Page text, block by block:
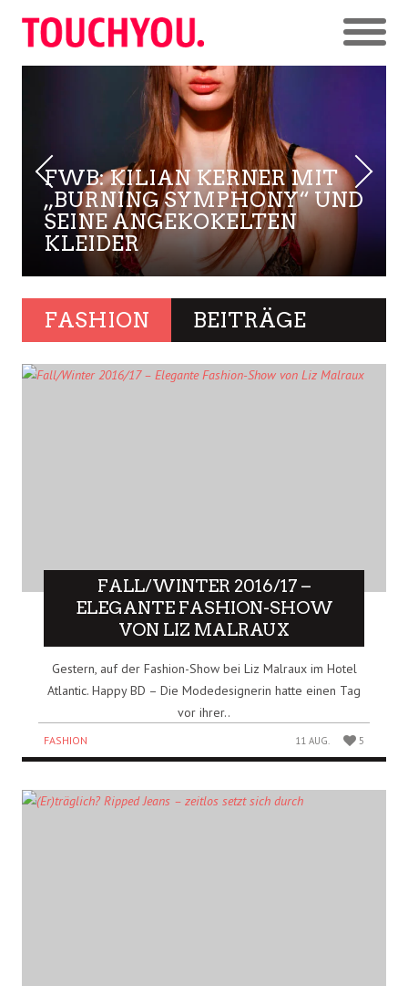
FWB: KILIAN KERNER MIT
„BURNING SYMPHONY“ UND
SEINE ANGEKOKELTEN
KLEIDER
FASHION BEITRÄGE
FALL/WINTER 2016/17 –
ELEGANTE FASHION-SHOW
VON LIZ MALRAUX
Gestern, auf der Fashion-Show bei Liz Malraux im Hotel
Atlantic. Happy BD – Die Modedesignerin hatte einen Tag
vor ihrer..
FASHION 11 AUG. 5